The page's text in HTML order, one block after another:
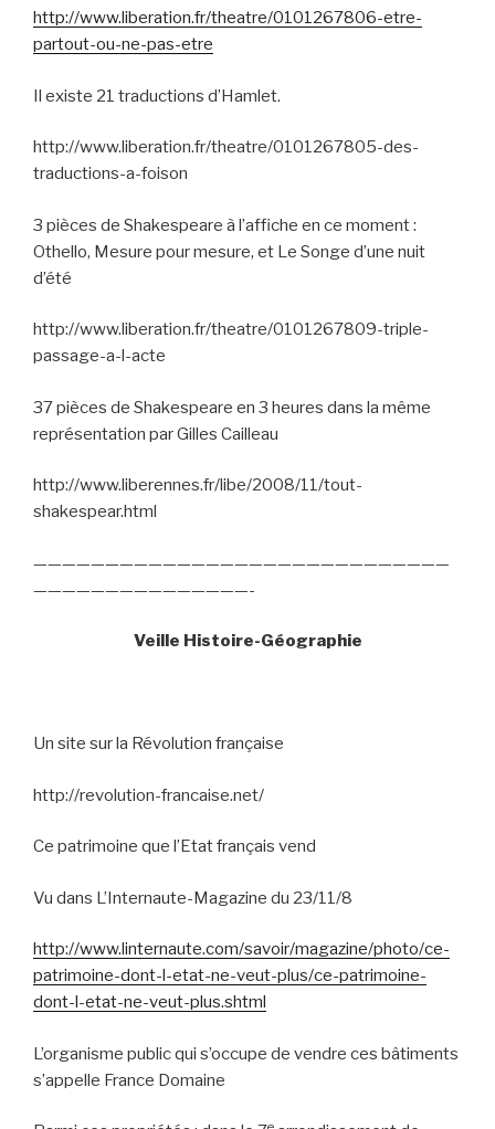
http://www.liberation.fr/theatre/0101267806-etre-
partout-ou-ne-pas-etre
Il existe 21 traductions d’Hamlet.
http://www.liberation.fr/theatre/0101267805-des-
traductions-a-foison
3 pièces de Shakespeare à l’affiche en ce moment :
Othello, Mesure pour mesure, et Le Songe d’une nuit
d’été
http://www.liberation.fr/theatre/0101267809-triple-
passage-a-l-acte
37 pièces de Shakespeare en 3 heures dans la même
représentation par Gilles Cailleau
http://www.liberennes.fr/libe/2008/11/tout-
shakespear.html
—————————————————————————————
———————————————-
Veille Histoire-Géographie
Un site sur la Révolution française
http://revolution-francaise.net/
Ce patrimoine que l’Etat français vend
Vu dans L’Internaute-Magazine du 23/11/8
http://www.linternaute.com/savoir/magazine/photo/ce-
patrimoine-dont-l-etat-ne-veut-plus/ce-patrimoine-
dont-l-etat-ne-veut-plus.shtml
L’organisme public qui s’occupe de vendre ces bâtiments
s’appelle France Domaine